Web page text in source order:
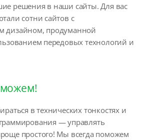
решения в наши сайты. Для вас
сотни сайтов с
дизайном, продуманной
передовых технологий и
в технических тонкостях и
— управлять
простого! Мы всегда поможем